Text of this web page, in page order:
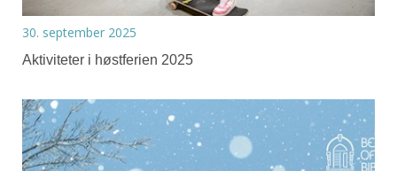
30. september 2025
Aktiviteter i høstferien 2025